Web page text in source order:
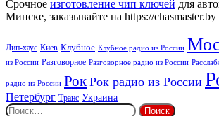
Срочное изготовление чип ключей для
Минске, заказывайте на https://chasmaster.by
Дип-хаус Киев Клубное Клубное радио из России
из России Разговорное Разговорное радио из России
радио из России Рок Рок радио из России
Петербург Транс Украина
Найти: